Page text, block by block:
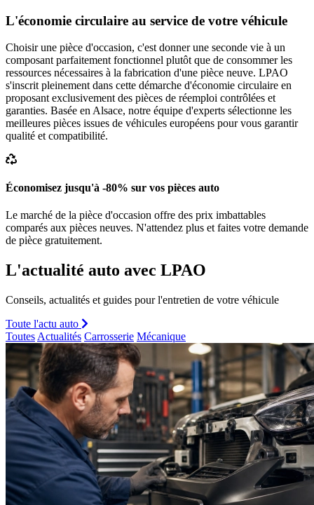
L'économie circulaire au service de votre véhicule
Choisir une pièce d'occasion, c'est donner une seconde vie à un
composant parfaitement fonctionnel plutôt que de consommer les
ressources nécessaires à la fabrication d'une pièce neuve. LPAO
s'inscrit pleinement dans cette démarche d'économie circulaire en
proposant exclusivement des pièces de réemploi contrôlées et
garanties. Basée en Alsace, notre équipe d'experts sélectionne les
meilleures pièces issues de véhicules européens pour vous garantir
qualité et compatibilité.
Économisez jusqu'à -80% sur vos pièces auto
Le marché de la pièce d'occasion offre des prix imbattables
comparés aux pièces neuves. N'attendez plus et faites votre demande
de pièce gratuitement.
L'actualité auto avec LPAO
Conseils, actualités et guides pour l'entretien de votre véhicule
Toute l'actu auto
Toutes Actualités Carrosserie Mécanique